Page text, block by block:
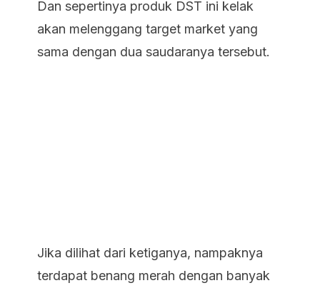
Dan sepertinya produk DST ini kelak
akan melenggang target market yang
sama dengan dua saudaranya tersebut.
Jika dilihat dari ketiganya, nampaknya
terdapat benang merah dengan banyak